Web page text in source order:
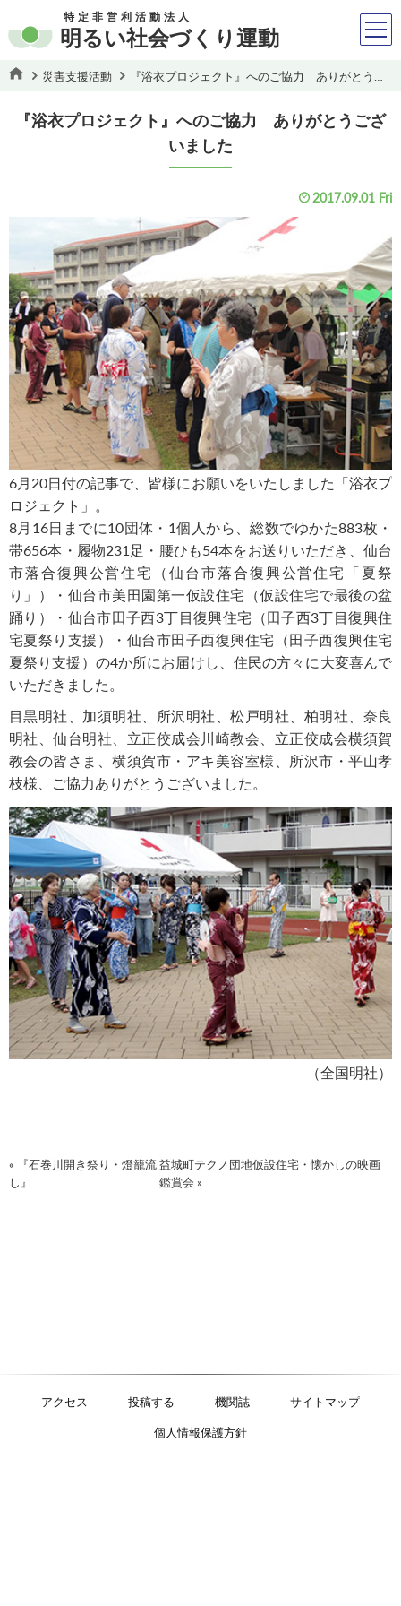
特定非営利活動法人
明るい社会づくり運動
災害支援活動
『浴衣プロジェクト』へのご協力 ありがとうござ
いました
2017.09.01 Fri
6月20日付の記事で、皆様にお願いをいたしました「浴衣プ
ロジェクト」。
8月16日までに10団体・1個人から、総数でゆかた883枚・
帯656本・履物231足・腰ひも54本をお送りいただき、仙台
市落合復興公営住宅（仙台市落合復興公営住宅「夏祭
り」）・仙台市美田園第一仮設住宅（仮設住宅で最後の盆
踊り）・仙台市田子西3丁目復興住宅（田子西3丁目復興住
宅夏祭り支援）・仙台市田子西復興住宅（田子西復興住宅
夏祭り支援）の4か所にお届けし、住民の方々に大変喜んで
いただきました。
目黒明社、加須明社、所沢明社、松戸明社、柏明社、奈良
明社、仙台明社、立正佼成会川崎教会、立正佼成会横須賀
教会の皆さま、横須賀市・アキ美容室様、所沢市・平山孝
枝様、ご協力ありがとうございました。
（全国明社）
« 『石巻川開き祭り・燈籠流
し』
益城町テクノ団地仮設住宅・懐かしの映画
鑑賞会 »
アクセス 投稿する 機関誌 サイトマップ
個人情報保護方針